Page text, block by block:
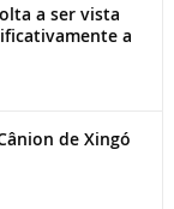
a ser vista
a
de Xingó